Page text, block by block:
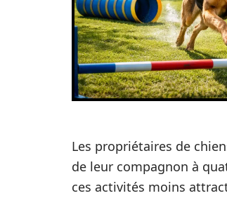
Les propriétaires de
de leur compagnon à
ces activités moins